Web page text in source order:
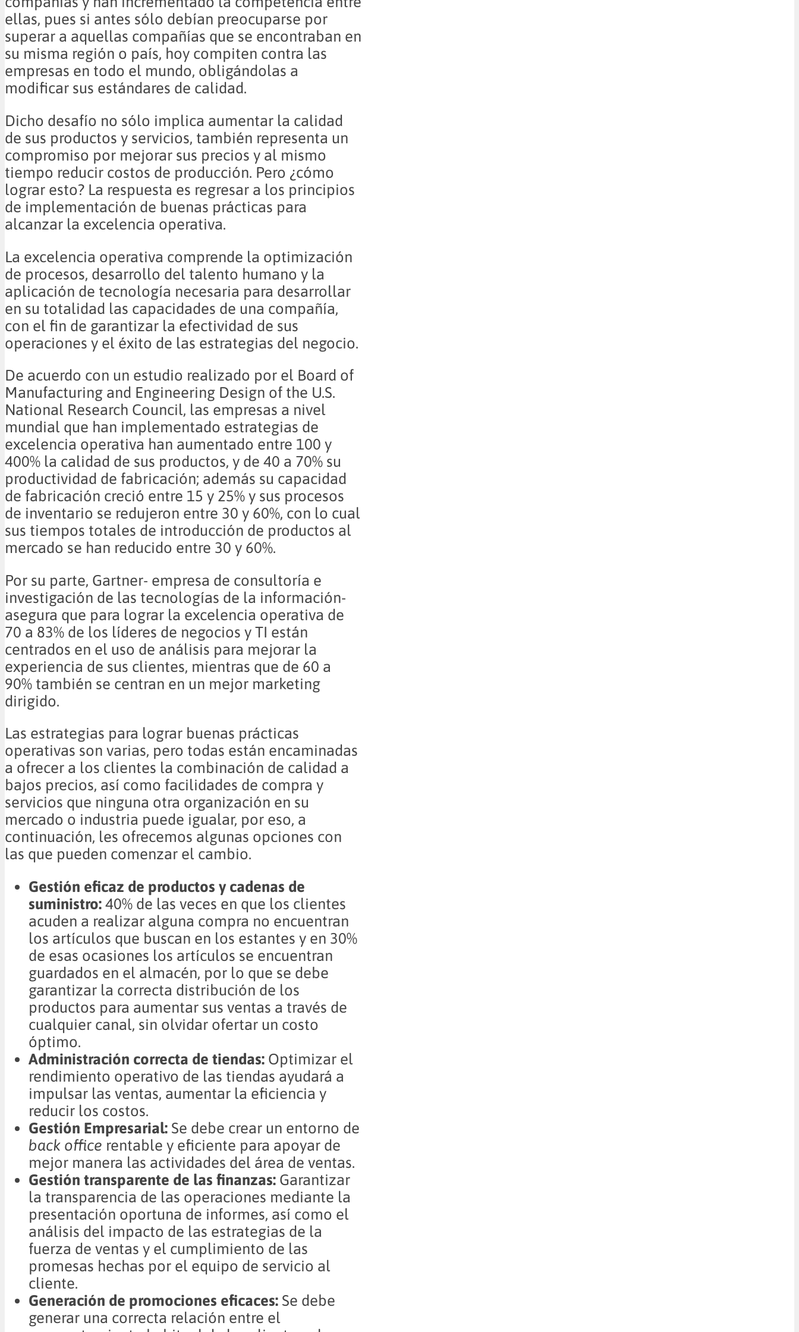
ellas, pues si antes sólo debían preocuparse por
superar a aquellas compañías que se encontraban en
su misma región o país, hoy compiten contra las
empresas en todo el mundo, obligándolas a
modificar sus estándares de calidad.
Dicho desafío no sólo implica aumentar la calidad
de sus productos y servicios, también representa un
compromiso por mejorar sus precios y al mismo
tiempo reducir costos de producción. Pero ¿cómo
lograr esto? La respuesta es regresar a los principios
de implementación de buenas prácticas para
alcanzar la excelencia operativa.
La excelencia operativa comprende la optimización
de procesos, desarrollo del talento humano y la
aplicación de tecnología necesaria para desarrollar
en su totalidad las capacidades de una compañía,
con el fin de garantizar la efectividad de sus
operaciones y el éxito de las estrategias del negocio.
De acuerdo con un estudio realizado por el Board of
Manufacturing and Engineering Design of the U.S.
National Research Council, las empresas a nivel
mundial que han implementado estrategias de
excelencia operativa han aumentado entre 100 y
400% la calidad de sus productos, y de 40 a 70% su
productividad de fabricación; además su capacidad
de fabricación creció entre 15 y 25% y sus procesos
de inventario se redujeron entre 30 y 60%, con lo cual
sus tiempos totales de introducción de productos al
mercado se han reducido entre 30 y 60%.
Por su parte, Gartner- empresa de consultoría e
investigación de las tecnologías de la información-
asegura que para lograr la excelencia operativa de
70 a 83% de los líderes de negocios y TI están
centrados en el uso de análisis para mejorar la
experiencia de sus clientes, mientras que de 60 a
90% también se centran en un mejor marketing
dirigido.
Las estrategias para lograr buenas prácticas
operativas son varias, pero todas están encaminadas
a ofrecer a los clientes la combinación de calidad a
bajos precios, así como facilidades de compra y
servicios que ninguna otra organización en su
mercado o industria puede igualar, por eso, a
continuación, les ofrecemos algunas opciones con
las que pueden comenzar el cambio.
Gestión eficaz de productos y cadenas de
suministro: 40% de las veces en que los clientes
acuden a realizar alguna compra no encuentran
los artículos que buscan en los estantes y en 30%
de esas ocasiones los artículos se encuentran
guardados en el almacén, por lo que se debe
garantizar la correcta distribución de los
productos para aumentar sus ventas a través de
cualquier canal, sin olvidar ofertar un costo
óptimo.
Administración correcta de tiendas: Optimizar el
rendimiento operativo de las tiendas ayudará a
impulsar las ventas, aumentar la eficiencia y
reducir los costos.
Gestión Empresarial: Se debe crear un entorno de
back office rentable y eficiente para apoyar de
mejor manera las actividades del área de ventas.
Gestión transparente de las finanzas: Garantizar
la transparencia de las operaciones mediante la
presentación oportuna de informes, así como el
análisis del impacto de las estrategias de la
fuerza de ventas y el cumplimiento de las
promesas hechas por el equipo de servicio al
cliente.
Generación de promociones eficaces: Se debe
generar una correcta relación entre el